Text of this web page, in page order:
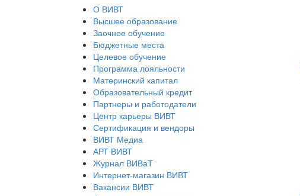
О ВИВТ
Высшее образование
Заочное обучение
Бюджетные места
Целевое обучение
Программа лояльности
Материнский капитал
Образовательный кредит
Партнеры и работодатели
Центр карьеры ВИВТ
Сертификация и вендоры
ВИВТ Медиа
АРТ ВИВТ
Журнал ВИВаТ
Интернет-магазин ВИВТ
Вакансии ВИВТ